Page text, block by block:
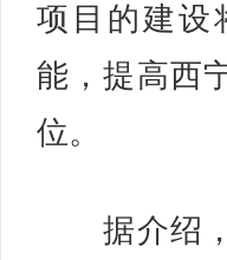
项目的建设
能，提高西
位。
据介绍，